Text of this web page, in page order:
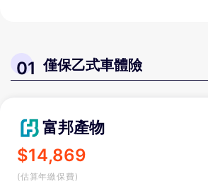
01 僅保乙式車體險
富邦產物
$14,869
(估算年繳保費)